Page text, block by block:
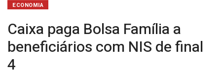
ECONOMIA
Caixa paga Bolsa Família a
beneficiários com NIS de final
4